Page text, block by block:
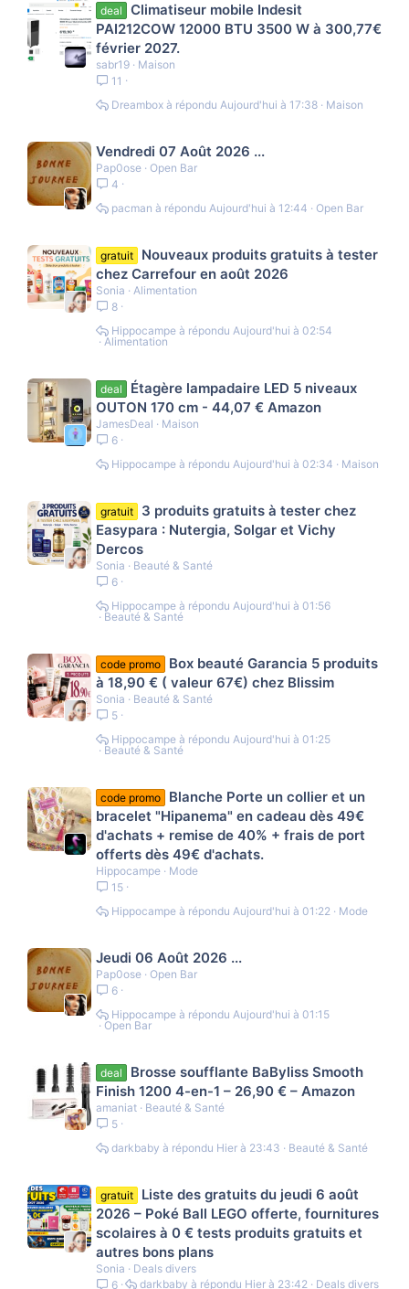
deal
Climatiseur mobile Indesit
PAI212COW 12000 BTU 3500 W à 300,77€
février 2027.
sabr19
Maison
11
Maison
Aujourd'hui à 17:38
Dreambox
Vendredi 07 Août 2026 ...
Pap0ose Open Bar
4
Open Bar
Aujourd'hui à 12:44
pacman
gratuit
Nouveaux produits gratuits à tester
chez Carrefour en août 2026
Sonia
Alimentation
8
Alimentation
Aujourd'hui à 02:54
Hippocampe
deal
Étagère lampadaire LED 5 niveaux
OUTON 170 cm - 44,07 € Amazon
JamesDeal
Maison
6
Maison
Aujourd'hui à 02:34
Hippocampe
gratuit
3 produits gratuits à tester chez
Easypara : Nutergia, Solgar et Vichy
Dercos
Sonia
Beauté & Santé
6
Beauté & Santé
Aujourd'hui à 01:56
Hippocampe
code promo
Box beauté Garancia 5 produits
à 18,90 € ( valeur 67€) chez Blissim
Sonia
Beauté & Santé
5
Beauté & Santé
Aujourd'hui à 01:25
Hippocampe
code promo
Blanche Porte un collier et un
bracelet "Hipanema" en cadeau dès 49€
d'achats + remise de 40% + frais de port
offerts dès 49€ d'achats.
Hippocampe
Mode
15
Mode
Aujourd'hui à 01:22
Hippocampe
Jeudi 06 Août 2026 ...
Pap0ose Open Bar
6
Open Bar
Aujourd'hui à 01:15
Hippocampe
deal
Brosse soufflante BaByliss Smooth
Finish 1200 4-en-1 – 26,90 € – Amazon
amaniat
Beauté & Santé
5
Beauté & Santé
Hier à 23:43
darkbaby
gratuit
Liste des gratuits du jeudi 6 août
2026 – Poké Ball LEGO offerte, fournitures
scolaires à 0 € tests produits gratuits et
autres bons plans
Sonia
Deals divers
6
Deals divers
Hier à 23:42
darkbaby